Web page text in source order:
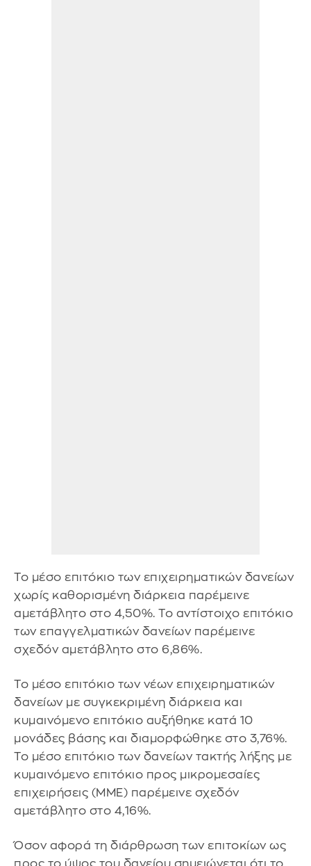
Το μέσο επιτόκιο των επιχειρηματικών δανείων
χωρίς καθορισμένη διάρκεια παρέμεινε
αμετάβλητο στο 4,50%. Το αντίστοιχο επιτόκιο
των επαγγελματικών δανείων παρέμεινε
σχεδόν αμετάβλητο στο 6,86%.
Το μέσο επιτόκιο των νέων επιχειρηματικών
δανείων με συγκεκριμένη διάρκεια και
κυμαινόμενο επιτόκιο αυξήθηκε κατά 10
μονάδες βάσης και διαμορφώθηκε στο 3,76%.
Το μέσο επιτόκιο των δανείων τακτής λήξης με
κυμαινόμενο επιτόκιο προς μικρομεσαίες
επιχειρήσεις (ΜΜΕ) παρέμεινε σχεδόν
αμετάβλητο στο 4,16%.
Όσον αφορά τη διάρθρωση των επιτοκίων ως
προς το ύψος του δανείου σημειώνεται ότι το